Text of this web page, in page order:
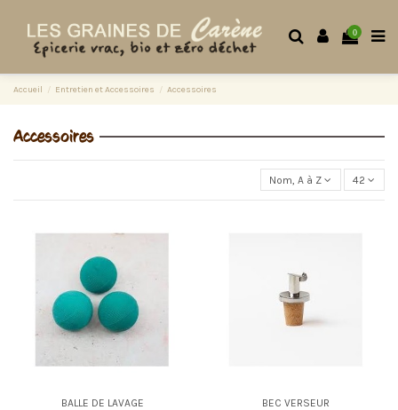
0
Accueil Entretien et Accessoires Accessoires
Accessoires
Nom, A à Z 42
BALLE DE LAVAGE
BEC VERSEUR